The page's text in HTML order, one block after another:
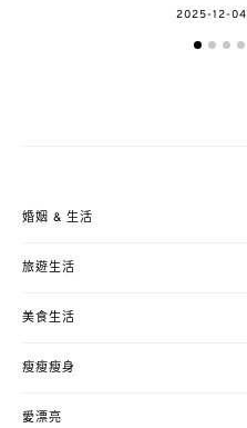
POSTED
2025-12-04
婚姻 & 生活
旅遊生活
美食生活
瘦瘦瘦身
愛漂亮